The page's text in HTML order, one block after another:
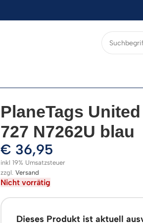
PlaneTags
727 N7262U blau
€ 36,95
inkl 19% Umsatzsteuer
zzgl. Versand
Nicht vorrätig
Dieses Produkt ist aktuell